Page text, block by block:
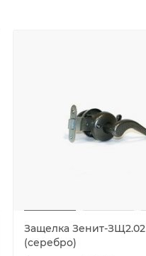
Защелка Зенит-ЗЩ2.02
(серебро)